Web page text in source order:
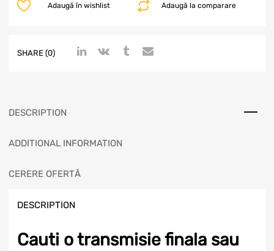
Adaugă la comparare
Adaugă în wishlist
SHARE (0)
DESCRIPTION
ADDITIONAL INFORMATION
CERERE OFERTĂ
DESCRIPTION
Cauti o transmisie finala sau